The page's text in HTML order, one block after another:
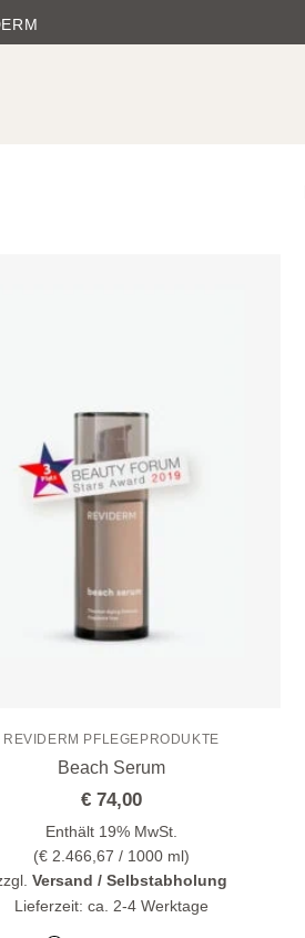
REVIDERM PFLEGEPRODUKTE
Beach Serum
€ 74,00
Enthält 19% MwSt.
(€ 2.466,67 / 1000 ml)
Versand / Selbstabholung
Lieferzeit: ca. 2-4 Werktage